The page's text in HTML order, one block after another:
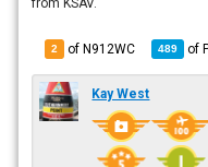
2 of N912WC 489 of
Kay West